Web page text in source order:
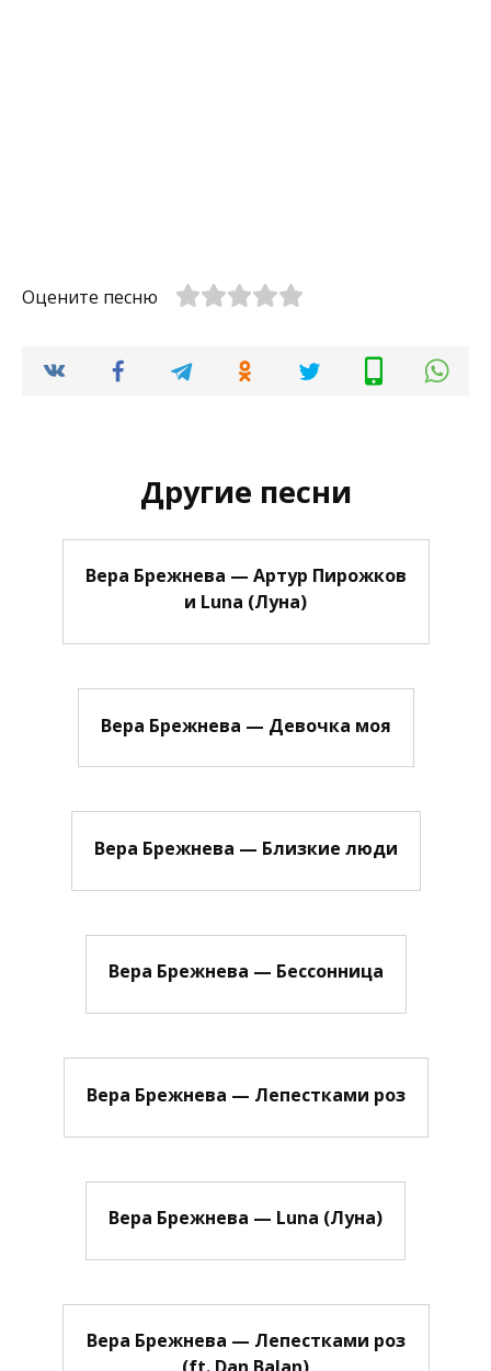
Оцените песню
Другие песни
Вера Брежнева — Артур Пирожков
и Luna (Луна)
Вера Брежнева — Девочка моя
Вера Брежнева — Близкие люди
Вера Брежнева — Бессонница
Вера Брежнева — Лепестками роз
Вера Брежнева — Luna (Луна)
Вера Брежнева — Лепестками роз